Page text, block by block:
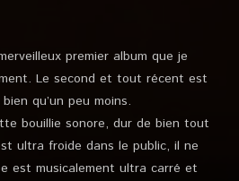
premier album que je
Le second et tout récent est
qu’un peu moins.
bouillie sonore, dur de bien tout
ultra froide dans le public, il ne
est musicalement ultra carré et